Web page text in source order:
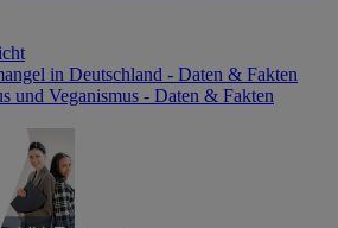
in Deutschland - Daten & Fakten
und Veganismus - Daten & Fakten